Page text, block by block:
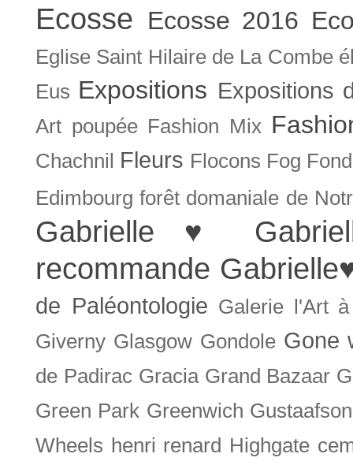
Ecosse Ecosse 2016
Eglise Saint Hilaire de La Combe
Eus Expositions Expositions
Art poupée Fashion Mix
Chachnil Fleurs Flocons Fog
Edimbourg forêt domaniale de
Gabrielle ♥
recommande
de Paléontologie Galerie l'Art
Giverny Glasgow Gondole Gone
de Padirac Gracia Grand Bazaar
Green Park Greenwich Gustaafson
Wheels henri renard Highgate